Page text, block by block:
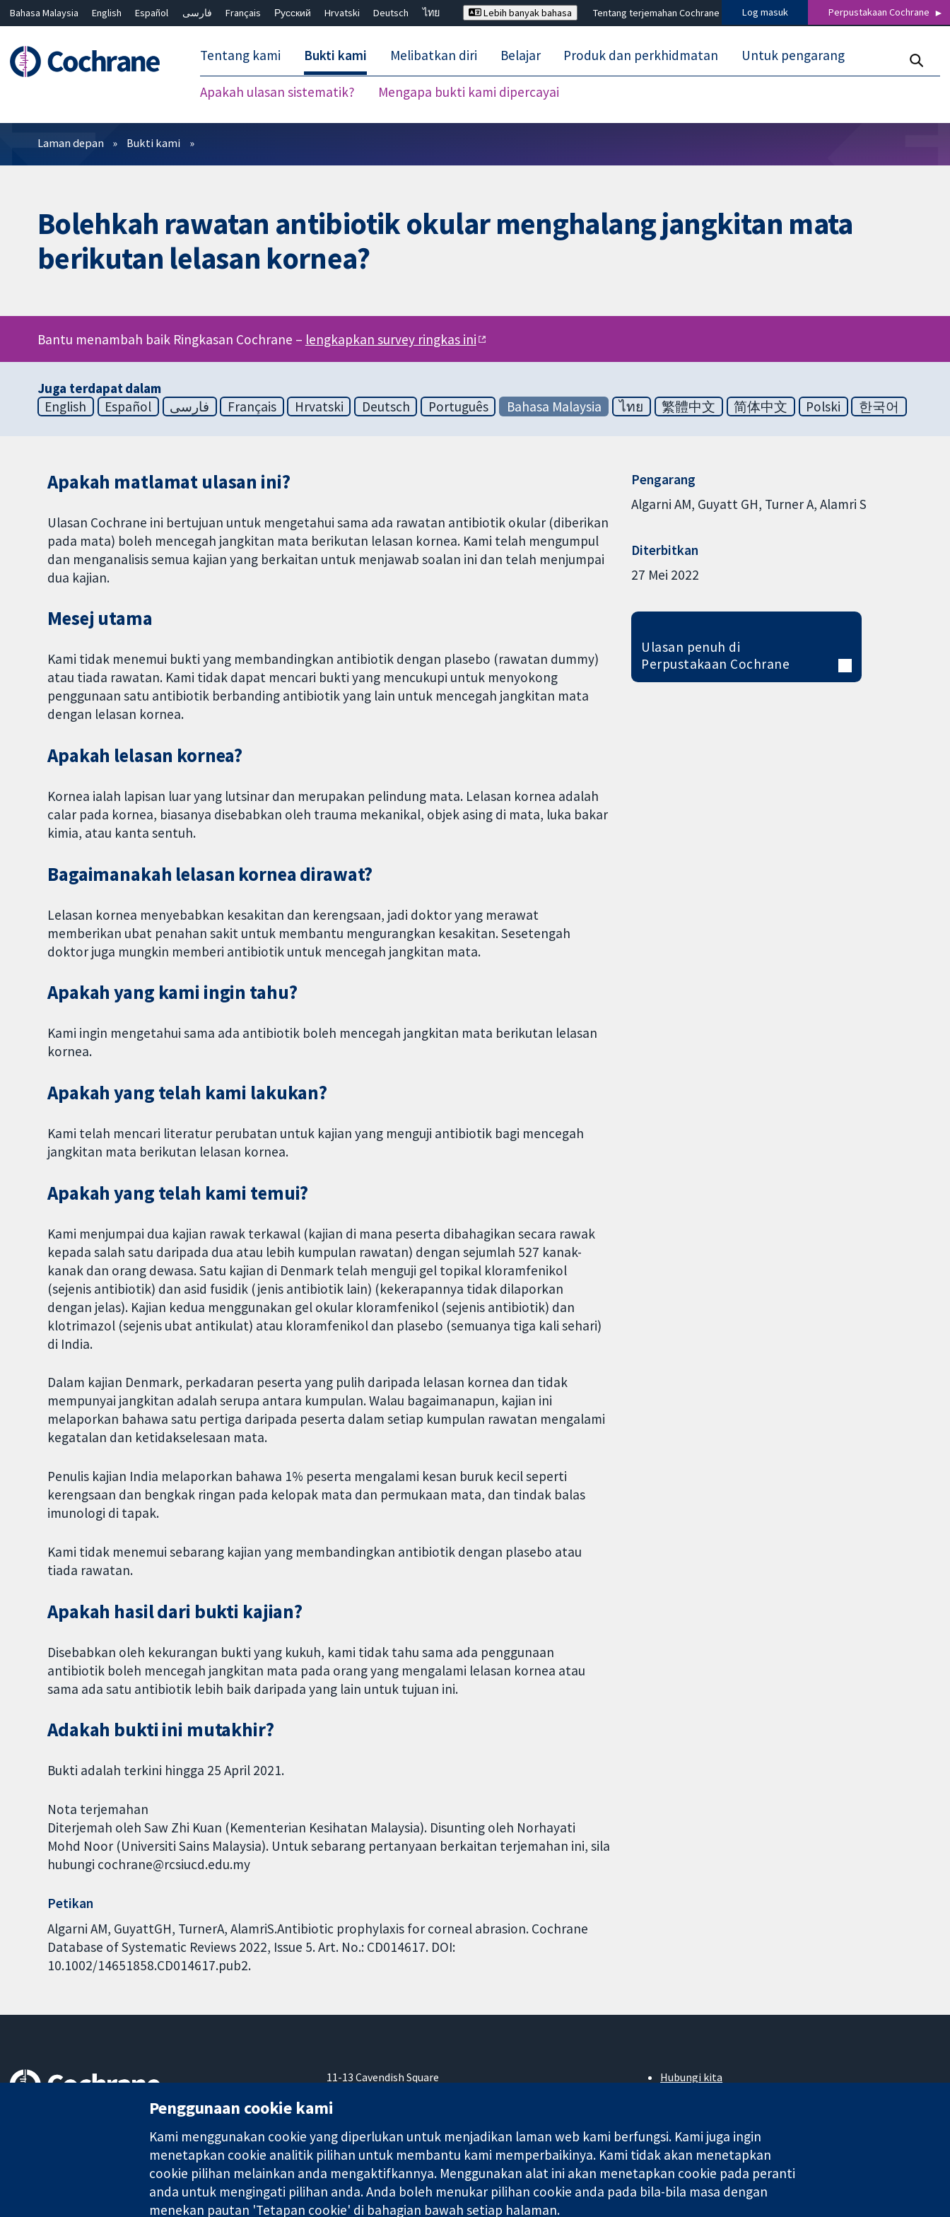
Bahasa Malaysia English Español فارسی Français Русский Hrvatski Deutsch
ไทย
Lebih banyak bahasa Tentang terjemahan Cochrane Log masuk Perpustakaan Cochrane
Tentang kami Bukti kami
Apakah ulasan sistematik? Mengapa bukti kami dipercayai
Melibatkan diri Belajar Produk dan perkhidmatan Untuk pengarang
Penapis
Laman depan Bukti kami
Bolehkah rawatan antibiotik okular menghalang jangkitan mata
berikutan lelasan kornea?
Bantu menambah baik Ringkasan Cochrane – lengkapkan survey ringkas ini
Juga terdapat dalam
English
Español فارسی Français Hrvatski Deutsch Português Bahasa Malaysia ไทย 繁體中文 简体中文 Polski 한국어
Apakah matlamat ulasan ini?
Ulasan Cochrane ini bertujuan untuk mengetahui sama ada rawatan antibiotik okular (diberikan
pada mata) boleh mencegah jangkitan mata berikutan lelasan kornea. Kami telah mengumpul
dan menganalisis semua kajian yang berkaitan untuk menjawab soalan ini dan telah menjumpai
dua kajian.
Mesej utama
Kami tidak menemui bukti yang membandingkan antibiotik dengan plasebo (rawatan dummy)
atau tiada rawatan. Kami tidak dapat mencari bukti yang mencukupi untuk menyokong
penggunaan satu antibiotik berbanding antibiotik yang lain untuk mencegah jangkitan mata
dengan lelasan kornea.
Apakah lelasan kornea?
Kornea ialah lapisan luar yang lutsinar dan merupakan pelindung mata. Lelasan kornea adalah
calar pada kornea, biasanya disebabkan oleh trauma mekanikal, objek asing di mata, luka bakar
kimia, atau kanta sentuh.
Bagaimanakah lelasan kornea dirawat?
Lelasan kornea menyebabkan kesakitan dan kerengsaan, jadi doktor yang merawat
memberikan ubat penahan sakit untuk membantu mengurangkan kesakitan. Sesetengah
doktor juga mungkin memberi antibiotik untuk mencegah jangkitan mata.
Apakah yang kami ingin tahu?
Kami ingin mengetahui sama ada antibiotik boleh mencegah jangkitan mata berikutan lelasan
kornea.
Apakah yang telah kami lakukan?
Kami telah mencari literatur perubatan untuk kajian yang menguji antibiotik bagi mencegah
jangkitan mata berikutan lelasan kornea.
Apakah yang telah kami temui?
Kami menjumpai dua kajian rawak terkawal (kajian di mana peserta dibahagikan secara rawak
kepada salah satu daripada dua atau lebih kumpulan rawatan) dengan sejumlah 527 kanak-
kanak dan orang dewasa. Satu kajian di Denmark telah menguji gel topikal kloramfenikol
(sejenis antibiotik) dan asid fusidik (jenis antibiotik lain) (kekerapannya tidak dilaporkan
dengan jelas). Kajian kedua menggunakan gel okular kloramfenikol (sejenis antibiotik) dan
klotrimazol (sejenis ubat antikulat) atau kloramfenikol dan plasebo (semuanya tiga kali sehari)
di India.
Dalam kajian Denmark, perkadaran peserta yang pulih daripada lelasan kornea dan tidak
mempunyai jangkitan adalah serupa antara kumpulan. Walau bagaimanapun, kajian ini
melaporkan bahawa satu pertiga daripada peserta dalam setiap kumpulan rawatan mengalami
kegatalan dan ketidakselesaan mata.
Penulis kajian India melaporkan bahawa 1% peserta mengalami kesan buruk kecil seperti
kerengsaan dan bengkak ringan pada kelopak mata dan permukaan mata, dan tindak balas
imunologi di tapak.
Kami tidak menemui sebarang kajian yang membandingkan antibiotik dengan plasebo atau
tiada rawatan.
Apakah hasil dari bukti kajian?
Disebabkan oleh kekurangan bukti yang kukuh, kami tidak tahu sama ada penggunaan
antibiotik boleh mencegah jangkitan mata pada orang yang mengalami lelasan kornea atau
sama ada satu antibiotik lebih baik daripada yang lain untuk tujuan ini.
Adakah bukti ini mutakhir?
Bukti adalah terkini hingga 25 April 2021.
Nota terjemahan
Diterjemah oleh Saw Zhi Kuan (Kementerian Kesihatan Malaysia). Disunting oleh Norhayati
Mohd Noor (Universiti Sains Malaysia). Untuk sebarang pertanyaan berkaitan terjemahan ini, sila
hubungi cochrane@rcsiucd.edu.my
Petikan
Algarni AM, GuyattGH, TurnerA, AlamriS.Antibiotic prophylaxis for corneal abrasion. Cochrane
Database of Systematic Reviews 2022, Issue 5. Art. No.: CD014617. DOI:
10.1002/14651858.CD014617.pub2.
Pengarang
Algarni AM Guyatt GH Turner A Alamri S
Diterbitkan
27 Mei 2022
Ulasan penuh di
Perpustakaan Cochrane
11-13 Cavendish Square
W1G 0AN
Hubungi kita
Pekerjaan
Cochrane Library
Kolaborasi Cochrane ialah sebuah badan amal (no. 1045921) dan sebuah syarikat terhad oleh jaminan (no. 03044323) yang berdaftar di England & Wales. Nombor pendaftaran VAT GB 718 2127 49.
Penggunaan cookie kami
Kami menggunakan cookie yang diperlukan untuk menjadikan laman web kami berfungsi. Kami juga ingin
menetapkan cookie analitik pilihan untuk membantu kami memperbaikinya. Kami tidak akan menetapkan
cookie pilihan melainkan anda mengaktifkannya. Menggunakan alat ini akan menetapkan cookie pada peranti
anda untuk mengingati pilihan anda. Anda boleh menukar pilihan cookie anda pada bila-bila masa dengan
menekan pautan 'Tetapan cookie' di bahagian bawah setiap halaman.